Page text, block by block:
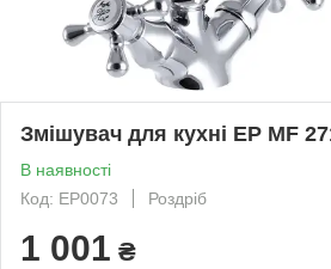
Змішувач для кухні EP MF
В наявності
Код: EP0073
Роздріб
1 001 ₴